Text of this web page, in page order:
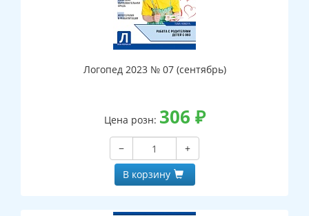
Логопед 2023 № 07 (сентябрь)
Цена розн: 306 ₽
−
+
В корзину